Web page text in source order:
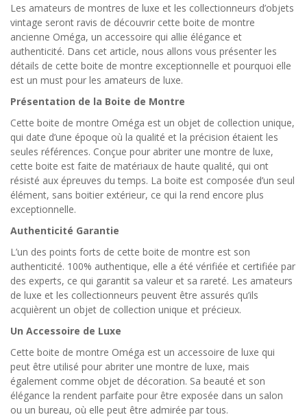
Les amateurs de montres de luxe et les collectionneurs d’objets
vintage seront ravis de découvrir cette boite de montre
ancienne Oméga, un accessoire qui allie élégance et
authenticité. Dans cet article, nous allons vous présenter les
détails de cette boite de montre exceptionnelle et pourquoi elle
est un must pour les amateurs de luxe.
Présentation de la Boite de Montre
Cette boite de montre Oméga est un objet de collection unique,
qui date d’une époque où la qualité et la précision étaient les
seules références. Conçue pour abriter une montre de luxe,
cette boite est faite de matériaux de haute qualité, qui ont
résisté aux épreuves du temps. La boite est composée d’un seul
élément, sans boitier extérieur, ce qui la rend encore plus
exceptionnelle.
Authenticité Garantie
L’un des points forts de cette boite de montre est son
authenticité. 100% authentique, elle a été vérifiée et certifiée par
des experts, ce qui garantit sa valeur et sa rareté. Les amateurs
de luxe et les collectionneurs peuvent être assurés qu’ils
acquièrent un objet de collection unique et précieux.
Un Accessoire de Luxe
Cette boite de montre Oméga est un accessoire de luxe qui
peut être utilisé pour abriter une montre de luxe, mais
également comme objet de décoration. Sa beauté et son
élégance la rendent parfaite pour être exposée dans un salon
ou un bureau, où elle peut être admirée par tous.